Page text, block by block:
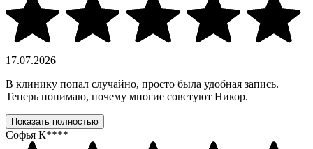
17.07.2026
В клинику попал случайно, просто была удобная запись.
Теперь понимаю, почему многие советуют Никор.
Показать полностью
Софья К****